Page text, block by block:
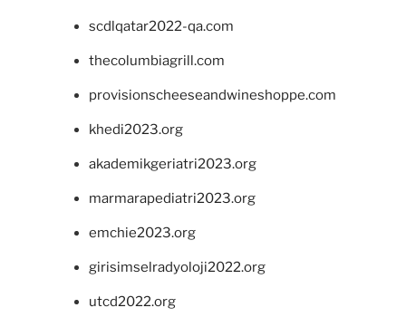
scdlqatar2022-qa.com
thecolumbiagrill.com
provisionscheeseandwineshoppe.com
khedi2023.org
akademikgeriatri2023.org
marmarapediatri2023.org
emchie2023.org
girisimselradyoloji2022.org
utcd2022.org